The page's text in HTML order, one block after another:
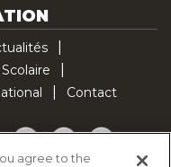
Contact
PinterestInstagramLinkedInTikTok
agree to the